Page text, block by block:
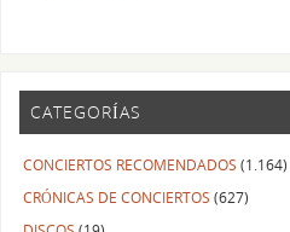
CATEGORÍAS
CONCIERTOS RECOMENDADOS (1.164)
CRÓNICAS DE CONCIERTOS (627)